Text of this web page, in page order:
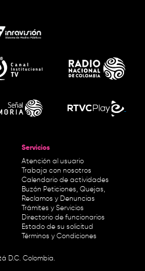
Servicios
Atención al usuario
Trabaja con nosotros
Calendario de actividades
Buzón Peticiones, Quejas,
Reclamos y Denuncias
Trámites y Servicios
Directorio de funcionarios
Estado de su solicitud
Términos y Condiciones
D.C. Colombia.